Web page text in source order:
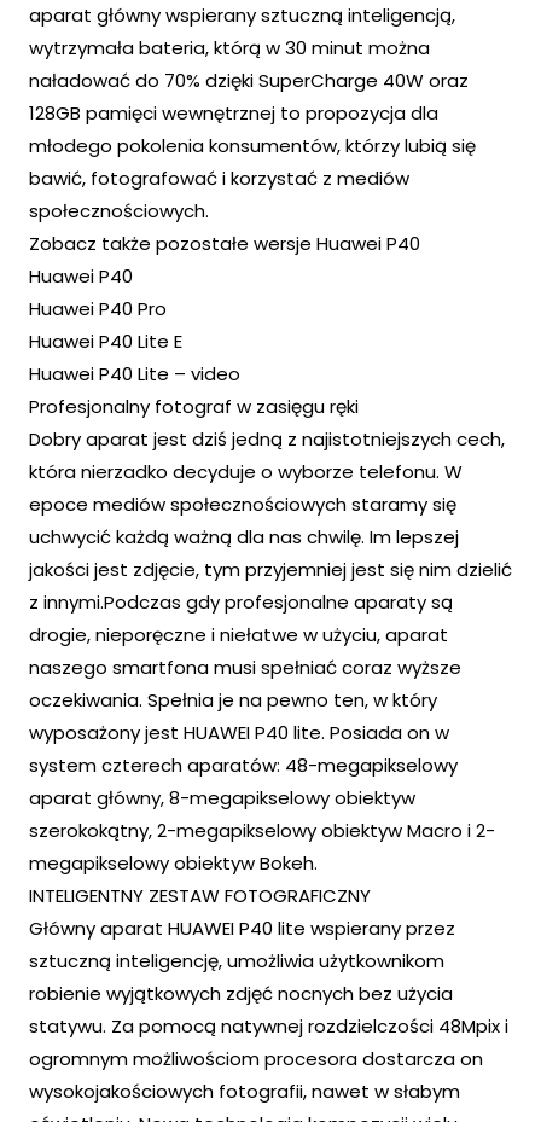
aparat główny wspierany sztuczną inteligencją,
wytrzymała bateria, którą w 30 minut można
naładować do 70% dzięki SuperCharge 40W oraz
128GB pamięci wewnętrznej to propozycja dla
młodego pokolenia konsumentów, którzy lubią się
bawić, fotografować i korzystać z mediów
społecznościowych.
Zobacz także pozostałe wersje Huawei P40
Huawei P40
Huawei P40 Pro
Huawei P40 Lite E
Huawei P40 Lite – video
Profesjonalny fotograf w zasięgu ręki
Dobry aparat jest dziś jedną z najistotniejszych cech,
która nierzadko decyduje o wyborze telefonu. W
epoce mediów społecznościowych staramy się
uchwycić każdą ważną dla nas chwilę. Im lepszej
jakości jest zdjęcie, tym przyjemniej jest się nim dzielić
z innymi.Podczas gdy profesjonalne aparaty są
drogie, nieporęczne i niełatwe w użyciu, aparat
naszego smartfona musi spełniać coraz wyższe
oczekiwania. Spełnia je na pewno ten, w który
wyposażony jest HUAWEI P40 lite. Posiada on w
system czterech aparatów: 48-megapikselowy
aparat główny, 8-megapikselowy obiektyw
szerokokątny, 2-megapikselowy obiektyw Macro i 2-
megapikselowy obiektyw Bokeh.
INTELIGENTNY ZESTAW FOTOGRAFICZNY
Główny aparat HUAWEI P40 lite wspierany przez
sztuczną inteligencję, umożliwia użytkownikom
robienie wyjątkowych zdjęć nocnych bez użycia
statywu. Za pomocą natywnej rozdzielczości 48Mpix i
ogromnym możliwościom procesora dostarcza on
wysokojakościowych fotografii, nawet w słabym